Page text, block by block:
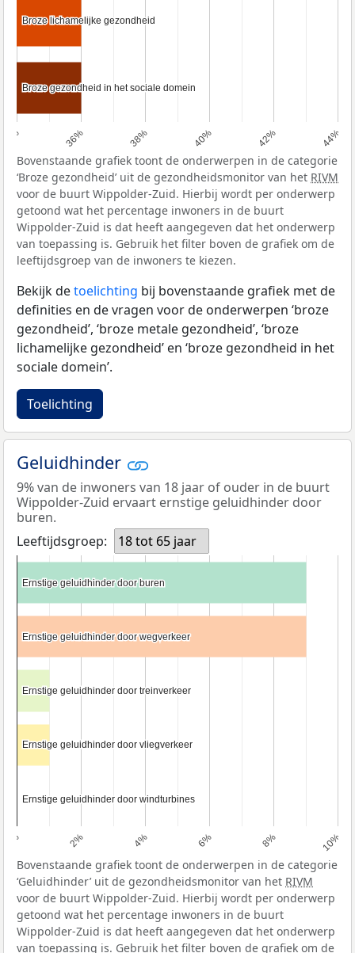
34% 36% 38% 40% 42% 44%
Broze lichamelijke gezondheid
Broze lichamelijke gezondheid
Broze gezondheid in het sociale domein
Broze gezondheid in het sociale domein
Bovenstaande grafiek toont de onderwerpen in de categorie
‘Broze gezondheid’ uit de gezondheidsmonitor van het RIVM
voor de buurt Wippolder-Zuid. Hierbij wordt per onderwerp
getoond wat het percentage inwoners in de buurt
Wippolder-Zuid is dat heeft aangegeven dat het onderwerp
van toepassing is. Gebruik het filter boven de grafiek om de
leeftijdsgroep van de inwoners te kiezen.
Bekijk detoelichting bij bovenstaande grafiek met de
definities en de vragen voor de onderwerpen ‘broze
gezondheid’, ‘broze metale gezondheid’, ‘broze
lichamelijke gezondheid’ en ‘broze gezondheid in het
sociale domein’.
Toelichting
Geluidhinder
9% van de inwoners van 18 jaar of ouder in de buurt
Wippolder-Zuid ervaart ernstige geluidhinder door
buren.
Leeftijdsgroep:
18 tot 65 jaar
0% 2% 4% 6% 8% 10%
Ernstige geluidhinder door buren
Ernstige geluidhinder door buren
Ernstige geluidhinder door wegverkeer
Ernstige geluidhinder door wegverkeer
Ernstige geluidhinder door treinverkeer
Ernstige geluidhinder door treinverkeer
Ernstige geluidhinder door vliegverkeer
Ernstige geluidhinder door vliegverkeer
Ernstige geluidhinder door windturbines
Ernstige geluidhinder door windturbines
Bovenstaande grafiek toont de onderwerpen in de categorie
‘Geluidhinder’ uit de gezondheidsmonitor van het RIVM
voor de buurt Wippolder-Zuid. Hierbij wordt per onderwerp
getoond wat het percentage inwoners in de buurt
Wippolder-Zuid is dat heeft aangegeven dat het onderwerp
van toepassing is. Gebruik het filter boven de grafiek om de